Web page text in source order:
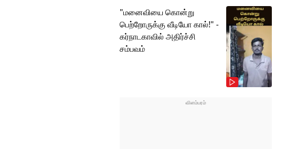
"மனைவியை கொன்று
பெற்றோருக்கு வீடியோ கால்!" -
கர்நாடகாவில் அதிர்ச்சி
சம்பவம்